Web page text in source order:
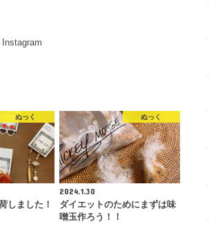
Instagram
ぬっく
しました！
ぬっく
2024.1.30
ダイエットのためにまずは味
噌玉作ろう！！